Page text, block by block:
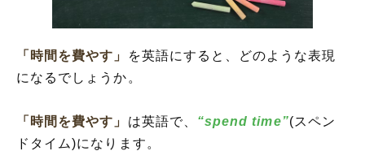
「時間を費やす」
を英語にすると、どのような表現
になるでしょうか。
「時間を費やす」 は英語で、 “spend time”(スペン
ドタイム)になります。